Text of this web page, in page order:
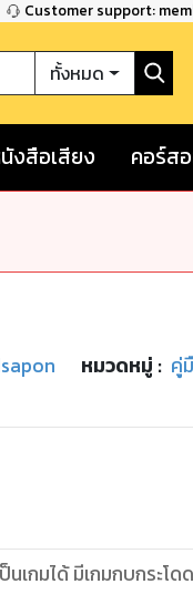
Customer support:
ทั้งหมด
งสือเสียง คอร์ส
หมวดหมู่ : คู่
กมได้ มีเกมกบกระโด